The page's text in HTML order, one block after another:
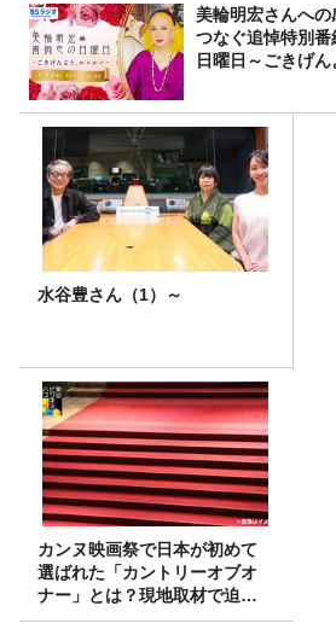
美輪明宏さんへ
つなぐ追悼特別
日曜日～ごきげん
水谷豊さん（1）～
カンヌ映画祭で日本が初めて
選ばれた「カントリーオブオ
ナー」とは？現地取材で迫る
選出の意味